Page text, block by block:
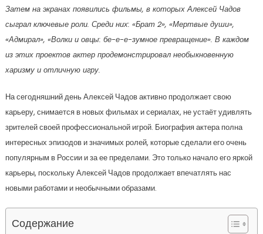
Затем на экранах появились фильмы, в которых Алексей Чадов
сыграл ключевые роли. Среди них: «Брат 2», «Мертвые души»,
«Адмирал», «Волки и овцы: бе-е-е-зумное превращение». В каждом
из этих проектов актер продемонстрировал необыкновенную
харизму и отличную игру.
На сегодняшний день Алексей Чадов активно продолжает свою
карьеру, снимается в новых фильмах и сериалах, не устаёт удивлять
зрителей своей профессиональной игрой. Биография актера полна
интересных эпизодов и значимых ролей, которые сделали его очень
популярным в России и за ее пределами. Это только начало его яркой
карьеры, поскольку Алексей Чадов продолжает впечатлять нас
новыми работами и необычными образами.
Содержание